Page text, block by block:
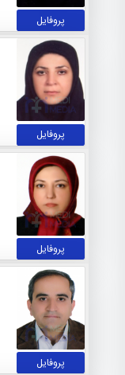
پروفایل
پروفایل
پروفایل
پروفایل